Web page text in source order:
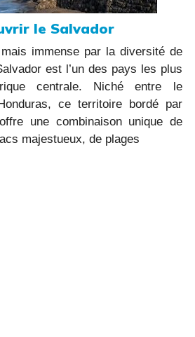
le Salvador
immense par la diversité de
est l’un des pays les plus
centrale. Niché entre le
ce territoire bordé par
une combinaison unique de
majestueux, de plages